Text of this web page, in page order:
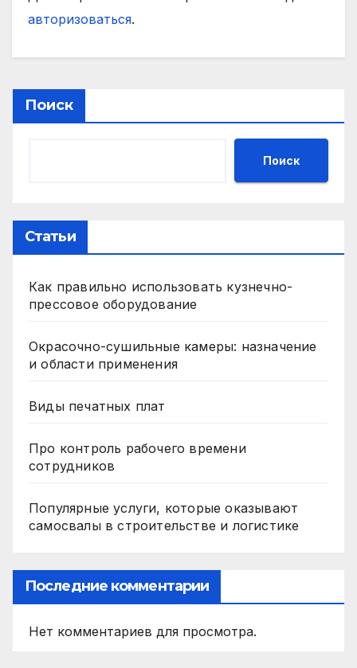
авторизоваться.
Поиск
Поиск
Статьи
Как правильно использовать кузнечно-
прессовое оборудование
Окрасочно-сушильные камеры: назначение
и области применения
Виды печатных плат
Про контроль рабочего времени
сотрудников
Популярные услуги, которые оказывают
самосвалы в строительстве и логистике
Последние комментарии
Нет комментариев для просмотра.